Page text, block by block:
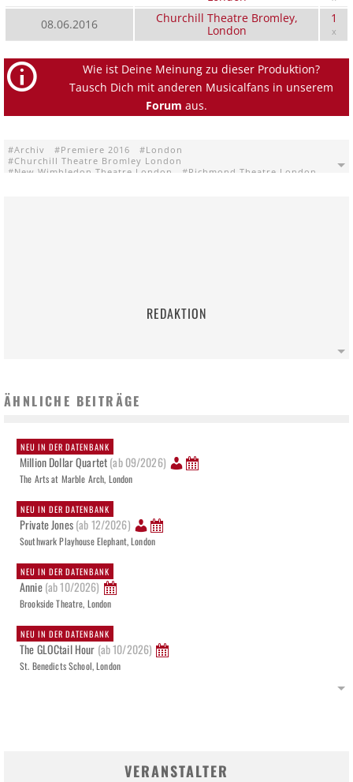
08.06.2016
Churchill Theatre Bromley,
London
1
x
Wie ist Deine Meinung zu dieser Produktion?
Tausch Dich mit anderen Musicalfans in unserem
Forum aus.
Archiv Premiere 2016
London
Churchill Theatre Bromley London
New Wimbledon Theatre London
Richmond Theatre London
REDAKTION
ÄHNLICHE BEITRÄGE
NEU IN DER DATENBANK
Million Dollar Quartet(ab 09/2026)
The Arts at Marble Arch, London
NEU IN DER DATENBANK
Private Jones(ab 12/2026)
Southwark Playhouse Elephant, London
NEU IN DER DATENBANK
Annie(ab 10/2026)
Brookside Theatre, London
NEU IN DER DATENBANK
The GLOCtail Hour (ab 10/2026)
St. Benedicts School, London
VERANSTALTER